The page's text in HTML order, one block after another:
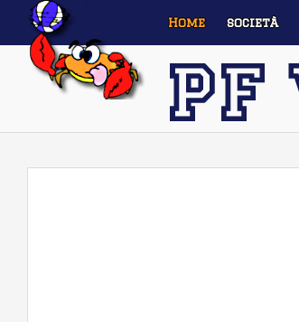
Home società